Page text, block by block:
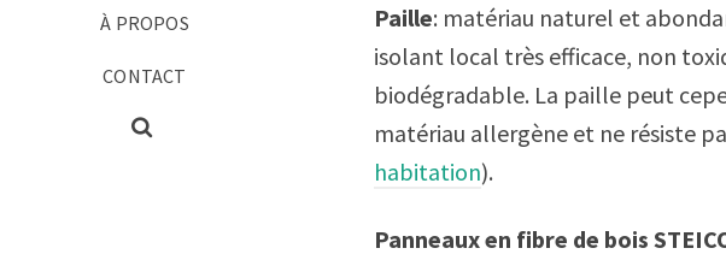
À PROPOS
CONTACT
Paille: matériau naturel et
isolant local très efficace, non
biodégradable. La paille peut
matériau allergène et ne résiste
habitation).
Panneaux en fibre de bois